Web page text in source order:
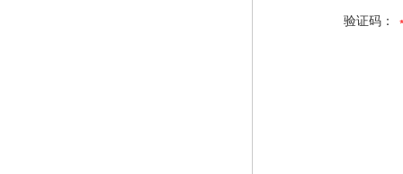
验证码：